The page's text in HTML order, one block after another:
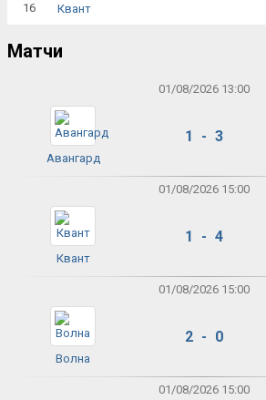
16 Квант
Матчи
01/08/2026 13:00
Авангард
1 - 3
01/08/2026 15:00
Квант
1 - 4
01/08/2026 15:00
Волна
2 - 0
01/08/2026 15:00